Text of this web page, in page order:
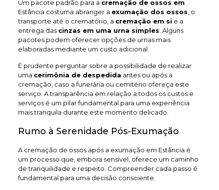
Um pacote padrão para a cremação de ossos em
Estância costuma abranger a exumação dos ossos , o
transporte até o crematório, a cremação em si e a
entrega das cinzas em uma urna simples . Alguns
pacotes podem oferecer opções de urnas mais
elaboradas mediante um custo adicional.
É prudente perguntar sobre a possibilidade de realizar
uma cerimônia de despedida antes ou após a
cremação, caso a funerária ou cemitério ofereça este
serviço. A transparência em relação a todos os custos e
serviços é um pilar fundamental para uma experiência
mais tranquila durante este momento delicado.
Rumo à Serenidade Pós-Exumação
A cremação de ossos após a exumação em Estância é
um processo que, embora sensível, oferece um caminho
de tranquilidade e respeito. Compreender cada passo é
fundamental para uma decisão consciente.